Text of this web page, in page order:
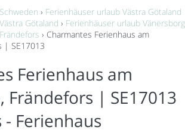
› Ferienhäuser urlaub Västra Götaland
Götaland › Ferienhäuser urlaub Vänersborg
› Charmantes Ferienhaus am
| SE17013
Ferienhaus am
Frändefors | SE17013
- Ferienhaus